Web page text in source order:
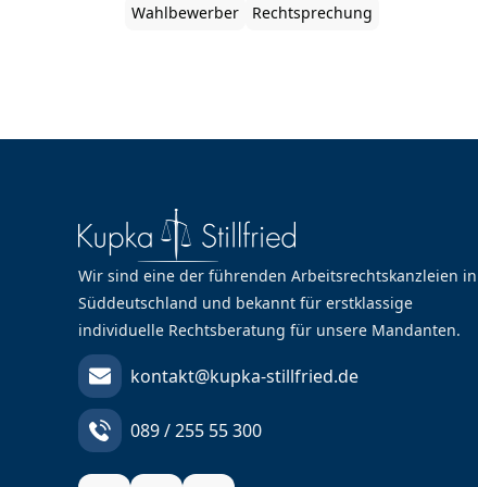
Wahlbewerber
Rechtsprechung
Wir sind eine der führenden Arbeitsrechtskanzleien in
Süddeutschland und bekannt für erstklassige
individuelle Rechtsberatung für unsere Mandanten.
kontakt@kupka-stillfried.de
089 / 255 55 300